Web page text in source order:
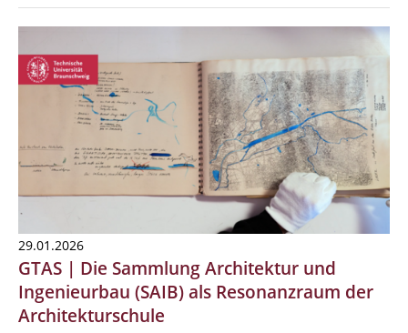
29.01.2026
GTAS | Die Sammlung Architektur und
Ingenieurbau (SAIB) als Resonanzraum der
Architekturschule